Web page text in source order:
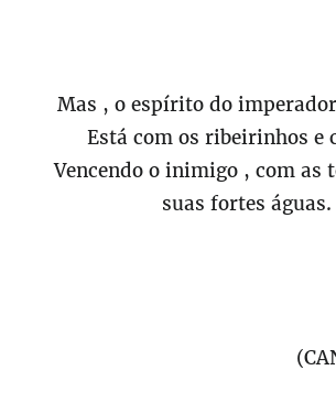
Mas , o espírito do
Está com os ribeirinhos e
Vencendo o inimigo , com as
suas fortes águas.